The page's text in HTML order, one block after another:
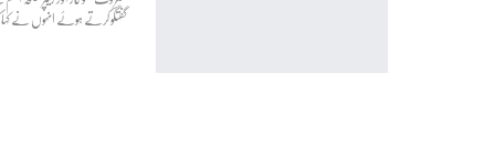
گفتگو کرتے ہوئے انہوں نے